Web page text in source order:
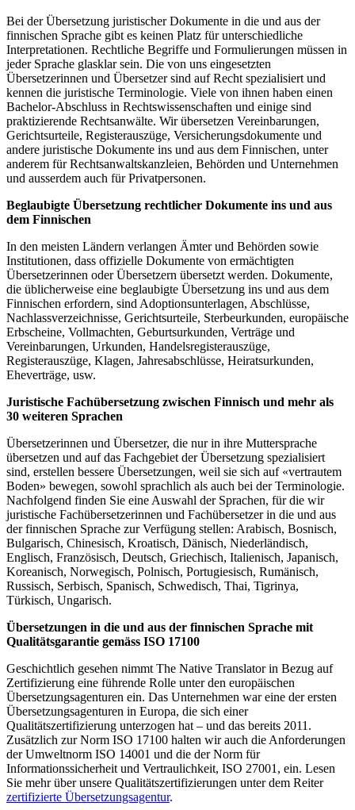
Bei der Übersetzung juristischer Dokumente in die und aus der
finnischen Sprache gibt es keinen Platz für unterschiedliche
Interpretationen. Rechtliche Begriffe und Formulierungen müssen in
jeder Sprache glasklar sein. Die von uns eingesetzten
Übersetzerinnen und Übersetzer sind auf Recht spezialisiert und
kennen die juristische Terminologie. Viele von ihnen haben einen
Bachelor-Abschluss in Rechtswissenschaften und einige sind
praktizierende Rechtsanwälte. Wir übersetzen Vereinbarungen,
Gerichtsurteile, Registerauszüge, Versicherungsdokumente und
andere juristische Dokumente ins und aus dem Finnischen, unter
anderem für Rechtsanwaltskanzleien, Behörden und Unternehmen
und ausserdem auch für Privatpersonen.
Beglaubigte Übersetzung rechtlicher Dokumente ins und aus
dem Finnischen
In den meisten Ländern verlangen Ämter und Behörden sowie
Institutionen, dass offizielle Dokumente von ermächtigten
Übersetzerinnen oder Übersetzern übersetzt werden. Dokumente,
die üblicherweise eine beglaubigte Übersetzung ins und aus dem
Finnischen erfordern, sind Adoptionsunterlagen, Abschlüsse,
Nachlassverzeichnisse, Gerichtsurteile, Sterbeurkunden, europäische
Erbscheine, Vollmachten, Geburtsurkunden, Verträge und
Vereinbarungen, Urkunden, Handelsregisterauszüge,
Registerauszüge, Klagen, Jahresabschlüsse, Heiratsurkunden,
Eheverträge, usw.
Juristische Fachübersetzung zwischen Finnisch und mehr als
30 weiteren Sprachen
Übersetzerinnen und Übersetzer, die nur in ihre Muttersprache
übersetzen und auf das Fachgebiet der Übersetzung spezialisiert
sind, erstellen bessere Übersetzungen, weil sie sich auf «vertrautem
Boden» bewegen, sowohl sprachlich als auch bei der Terminologie.
Nachfolgend finden Sie eine Auswahl der Sprachen, für die wir
juristische Fachübersetzerinnen und Fachübersetzer in die und aus
der finnischen Sprache zur Verfügung stellen: Arabisch, Bosnisch,
Bulgarisch, Chinesisch, Kroatisch, Dänisch, Niederländisch,
Englisch, Französisch, Deutsch, Griechisch, Italienisch, Japanisch,
Koreanisch, Norwegisch, Polnisch, Portugiesisch, Rumänisch,
Russisch, Serbisch, Spanisch, Schwedisch, Thai, Tigrinya,
Türkisch, Ungarisch.
Übersetzungen in die und aus der finnischen Sprache mit
Qualitätsgarantie gemäss ISO 17100
Geschichtlich gesehen nimmt The Native Translator in Bezug auf
Zertifizierung eine führende Rolle unter den europäischen
Übersetzungsagenturen ein. Das Unternehmen war eine der ersten
Übersetzungsagenturen in Europa, die sich einer
Qualitätszertifizierung unterzogen hat – und das bereits 2011.
Zusätzlich zur Norm ISO 17100 halten wir auch die Anforderungen
der Umweltnorm ISO 14001 und die der Norm für
Informationssicherheit und Vertraulichkeit, ISO 27001, ein. Lesen
Sie mehr über unsere Qualitätszertifizierungen unter dem Reiter
zertifizierte Übersetzungsagentur.